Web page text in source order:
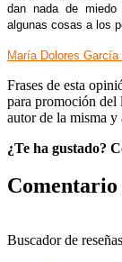
dan nada de miedo
algunas cosas a los
María Dolores García
Frases de esta
para promoción del
autor de la misma y
¿Te ha gustado?
Comentario
Buscador de reseñas